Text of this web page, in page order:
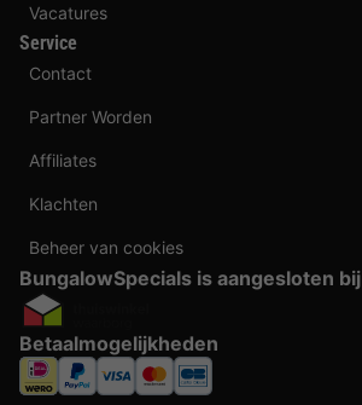
Vacatures
Service
Contact
Partner Worden
Affiliates
Klachten
Beheer van cookies
BungalowSpecials is aangesloten bij
Betaalmogelijkheden